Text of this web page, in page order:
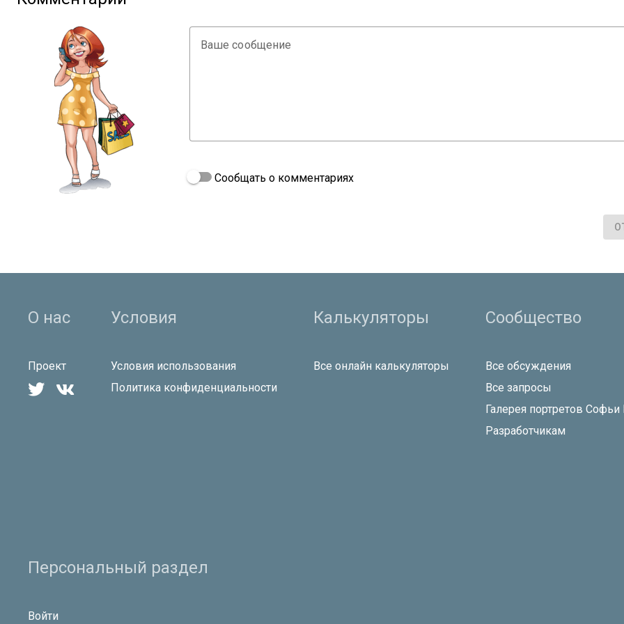
Ваше сообщение
Сообщать о комментариях
О нас
Проект
 
Условия
Условия использования
Политика конфиденциальности
Калькуляторы
Все онлайн калькуляторы
Сообщество
Все обсуждения
Все запросы
Галерея портретов
Разработчикам
Персональный раздел
Войти